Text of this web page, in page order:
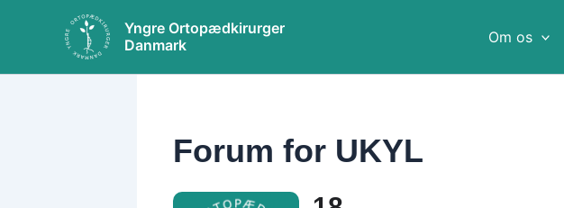
Yngre Ortopædkirurger
Danmark
Om os
Forum for UKYL